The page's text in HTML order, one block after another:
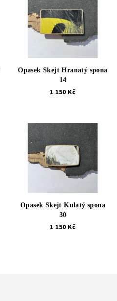
Opasek Skejt Hranatý spona
14
1 150 Kč
Opasek Skejt Kulatý spona
30
1 150 Kč